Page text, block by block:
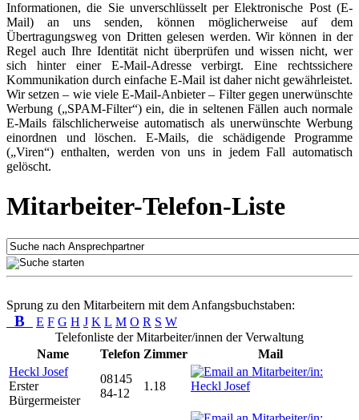
Informationen, die Sie unverschlüsselt per Elektronische Post (E-
Mail) an uns senden, können möglicherweise auf dem
Übertragungsweg von Dritten gelesen werden. Wir können in der
Regel auch Ihre Identität nicht überprüfen und wissen nicht, wer
sich hinter einer E-Mail-Adresse verbirgt. Eine rechtssichere
Kommunikation durch einfache E-Mail ist daher nicht gewährleistet.
Wir setzen – wie viele E-Mail-Anbieter – Filter gegen unerwünschte
Werbung („SPAM-Filter“) ein, die in seltenen Fällen auch normale
E-Mails fälschlicherweise automatisch als unerwünschte Werbung
einordnen und löschen. E-Mails, die schädigende Programme
(„Viren“) enthalten, werden von uns in jedem Fall automatisch
gelöscht.
Mitarbeiter-Telefon-Liste
Sprung zu den Mitarbeitern mit dem Anfangsbuchstaben:
B E F G H J K L M O R S W
Telefonliste der Mitarbeiter/innen der Verwaltung
Name
Telefon Zimmer
Mail
Heckl Josef
Erster
Bürgermeister
08145
84-12
1.18